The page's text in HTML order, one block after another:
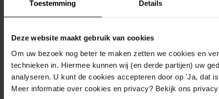
Toestemming Details
Deze website maakt gebruik van cookies
Om uw bezoek nog beter te maken zetten we cookies en
technieken in. Hiermee kunnen wij (en derde partijen) uw
analyseren. U kunt de cookies accepteren door op 'Ja, dat
Meer informatie over cookies en privacy? Bekijk ons
2.
Dit bestand is nog niet gecontroleerd op volledigheid
en juistheid
Vorige